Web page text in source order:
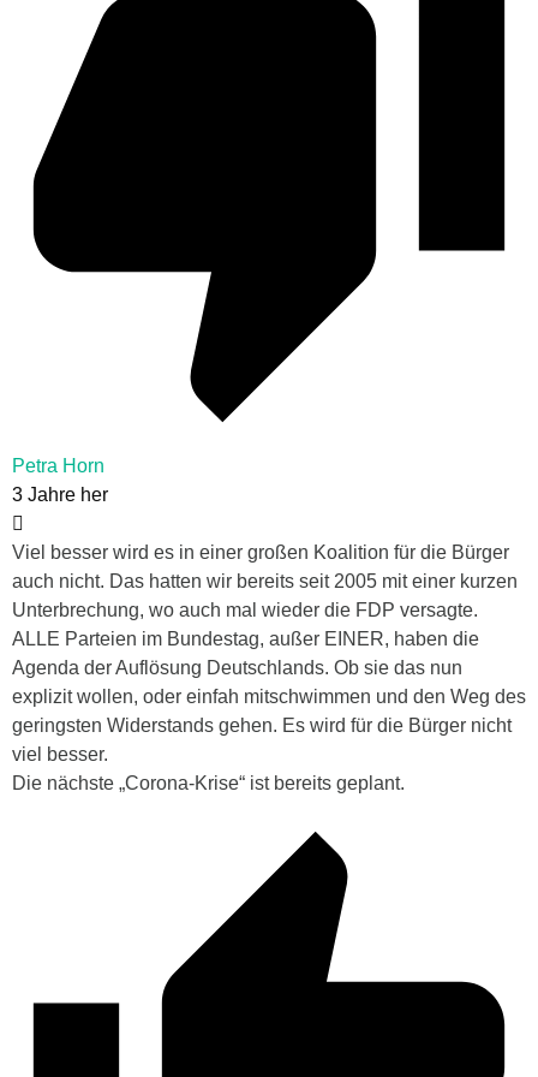
Petra Horn
3 Jahre her
Viel besser wird es in einer großen Koalition für die Bürger
auch nicht. Das hatten wir bereits seit 2005 mit einer kurzen
Unterbrechung, wo auch mal wieder die FDP versagte.
ALLE Parteien im Bundestag, außer EINER, haben die
Agenda der Auflösung Deutschlands. Ob sie das nun
explizit wollen, oder einfah mitschwimmen und den Weg des
geringsten Widerstands gehen. Es wird für die Bürger nicht
viel besser.
Die nächste „Corona-Krise“ ist bereits geplant.